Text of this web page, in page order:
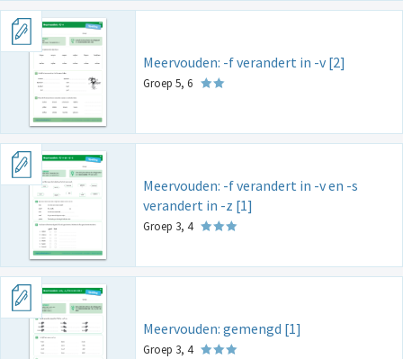
Meervouden: -f verandert in -v [2]
Groep 5, 6
Meervouden: -f verandert in -v en -s
verandert in -z [1]
Groep 3, 4
Meervouden: gemengd [1]
Groep 3, 4